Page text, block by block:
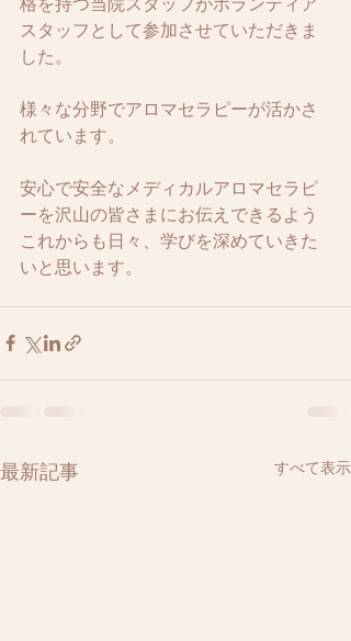
スタッフとして参加させていただきま
した。
様々な分野でアロマセラピーが活かさ
れています。
安心で安全なメディカルアロマセラピ
ーを沢山の皆さまにお伝えできるよう
これからも日々、学びを深めていきた
いと思います。
最新記事 すべて表示